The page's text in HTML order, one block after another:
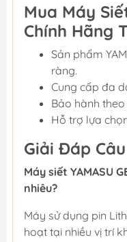
Mua Máy
Chính Hãng
Sản phẩm
ràng.
Cung cấp đa
Bảo hành
Hỗ trợ lựa
Giải Đáp
Máy siết YAMASU
nhiêu?
Máy sử dụng pin
hoạt tại nhiều vị trí